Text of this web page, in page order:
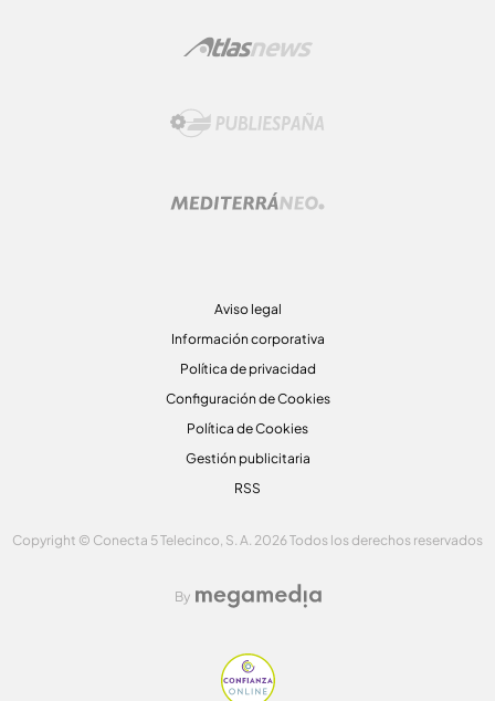
Aviso legal
Información corporativa
Política de privacidad
Configuración de Cookies
Política de Cookies
Gestión publicitaria
RSS
Copyright © Conecta 5 Telecinco, S. A. 2026 Todos los derechos reservados
By